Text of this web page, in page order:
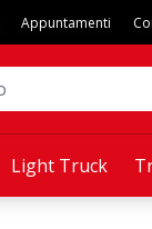
Light Truck
Appuntamenti